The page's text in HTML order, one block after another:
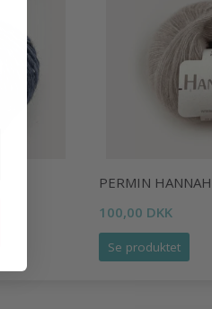
PERMIN HANNAH
100,00 DKK
Se produktet